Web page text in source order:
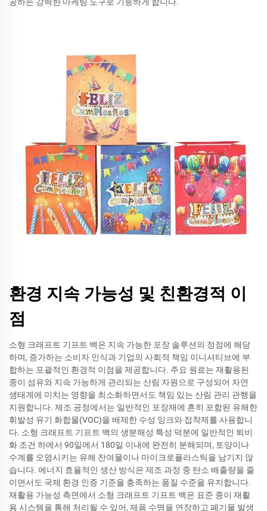
환경 지속 가능성 및 친환경적 이
점
소형 크래프트 기프트 백은 지속 가능한 포장 솔루션의 정점에 해당
하며, 증가하는 소비자 인식과 기업의 사회적 책임 이니셔티브에 부
합하는 포괄적인 환경적 이점을 제공합니다. 주요 원료는 재활용된
종이 섬유와 지속 가능하게 관리되는 산림 자원으로 구성되어 자연
생태계에 미치는 영향을 최소화하면서도 책임 있는 산림 관리 관행을
지원합니다. 제조 공정에서는 일반적인 포장재에 흔히 포함된 유해한
휘발성 유기 화합물(VOC)을 배제한 수성 잉크와 접착제를 사용합니
다. 소형 크래프트 기프트 백의 생분해성 특성 덕분에 일반적인 퇴비
화 조건 하에서 90일에서 180일 이내에 완전히 분해되며, 토양이나
수계를 오염시키는 유해 잔여물이나 마이크로플라스틱을 남기지 않
습니다. 에너지 효율적인 생산 방식은 제조 과정 중 탄소 배출량을 줄
이면서도 국제 환경 인증 기준을 충족하는 품질 수준을 유지합니다.
재활용 가능성 측면에서 소형 크래프트 기프트 백은 표준 종이 재활
용 시스템을 통해 처리될 수 있어, 제품 수명을 연장하고 폐기물 발생